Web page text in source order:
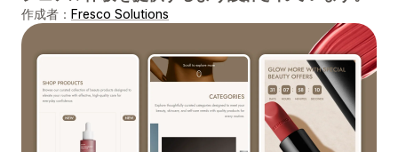
作成者： Fresco Solutions